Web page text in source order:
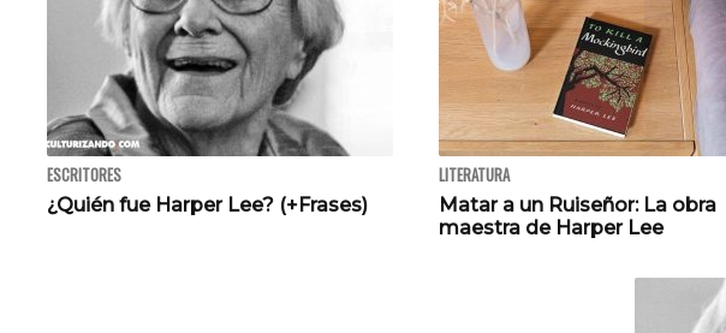
ESCRITORES
¿Quién fue Harper Lee? (+Frases)
LITERATURA
Matar a un Ruiseñor: La obra
maestra de Harper Lee